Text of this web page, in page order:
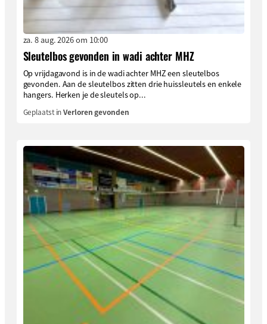
za. 8 aug. 2026 om 10:00
Sleutelbos gevonden in wadi achter MHZ
Op vrijdagavond is in de wadi achter MHZ een sleutelbos
gevonden. Aan de sleutelbos zitten drie huissleutels en enkele
hangers. Herken je de sleutels op...
Geplaatst inVerloren gevonden